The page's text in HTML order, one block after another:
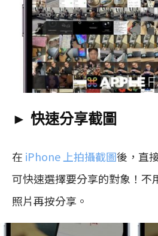
► 快速分享截圖
在 iPhone 上拍攝截圖後，直
可快速選擇要分享的對象！不
照片再按分享。